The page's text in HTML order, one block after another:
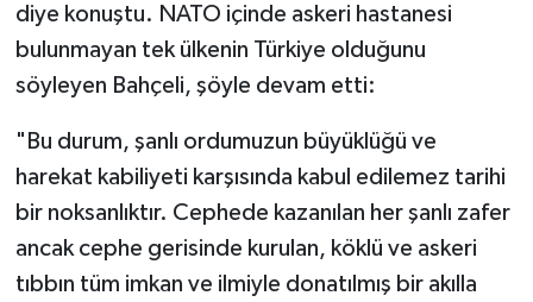
diye konuştu. NATO içinde askeri hastanesi
bulunmayan tek ülkenin Türkiye olduğunu
söyleyen Bahçeli, şöyle devam etti:
"Bu durum, şanlı ordumuzun büyüklüğü ve
harekat kabiliyeti karşısında kabul edilemez tarihi
bir noksanlıktır. Cephede kazanılan her şanlı zafer
ancak cephe gerisinde kurulan, köklü ve askeri
tıbbın tüm imkan ve ilmiyle donatılmış bir akılla